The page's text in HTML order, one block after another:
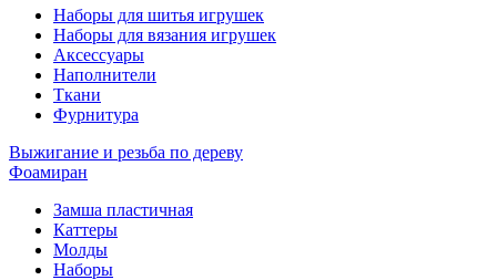
Наборы для шитья игрушек
Наборы для вязания игрушек
Аксессуары
Наполнители
Ткани
Фурнитура
Выжигание и резьба по дереву
Фоамиран
Замша пластичная
Каттеры
Молды
Наборы